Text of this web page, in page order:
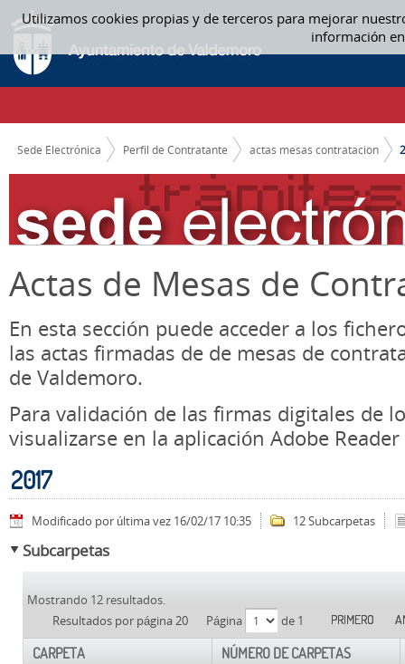
Utilizamos cookies propias y de terceros para mejorar
información
Saltar al contenido
2017 - ACTAS MESAS CONTRATACION
CAMINO DE MIGAS
Sede Electrónica Perfil de Contratante actas mesas contratacion
Actas de Mesas de
En esta sección puede acceder a los
las actas firmadas de de mesas de
de Valdemoro.
Para validación de las firmas digitales de
visualizarse en la aplicación Adobe Reader
2017
Modificado por última vez 16/02/17 10:35 12 Subcarpetas
Subcarpetas
Mostrando 12 resultados.
Resultados por página 20
Página de 1 PRIMERO
CARPETA NÚMERO DE CARPETAS